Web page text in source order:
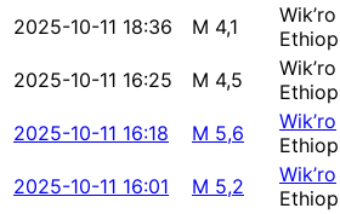
2025-10-11 18:36 M 4,1
Wik’ro
2025-10-11 16:25 M 4,5
Wik’ro
2025-10-11 16:18 M 5,6
Wik’ro
2025-10-11 16:01 M 5,2
Wik’ro